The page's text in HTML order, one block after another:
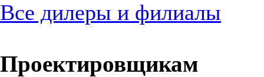
Все дилеры и филиалы
Проектировщикам